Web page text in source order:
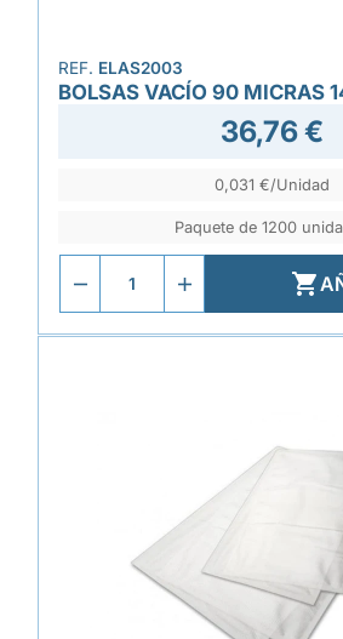
REF. ELAS2003
BOLSAS VACÍO 90 MICRAS
36,76 €
0,031 €/Unidad
Paquete de 1200
